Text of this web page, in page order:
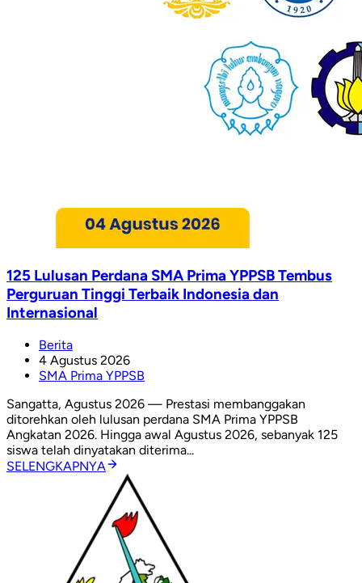
125 Lulusan Perdana SMA Prima YPPSB Tembus
Perguruan Tinggi Terbaik Indonesia dan
Internasional
Berita
4 Agustus 2026
SMA Prima YPPSB
Sangatta, Agustus 2026 — Prestasi membanggakan
ditorehkan oleh lulusan perdana SMA Prima YPPSB
Angkatan 2026. Hingga awal Agustus 2026, sebanyak 125
siswa telah dinyatakan diterima...
SELENGKAPNYA